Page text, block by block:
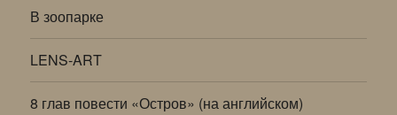
В зоопарке
LENS-ART
8 глав повести «Остров» (на английском)